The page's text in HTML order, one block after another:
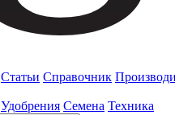
Статьи Справочник
Удобрения Семена Техника